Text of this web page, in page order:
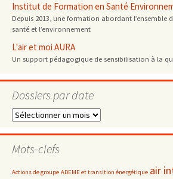
Institut de Formation en Santé
Depuis 2013, une formation abordant l’ensemble
santé et l’environnement
L'air et moi AURA
Un support pédagogique de sensibilisation à la
Dossiers par date
Dossiers
date
Mots-clefs
Actions de groupe ADEME et transition énergétique air